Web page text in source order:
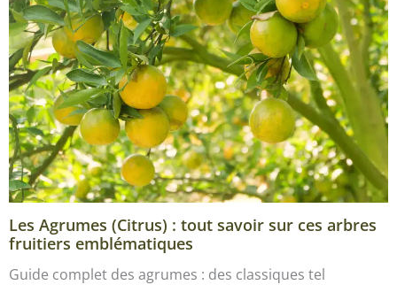
Les Agrumes (Citrus) : tout savoir sur ces arbres
fruitiers emblématiques
Guide complet des agrumes : des classiques tel